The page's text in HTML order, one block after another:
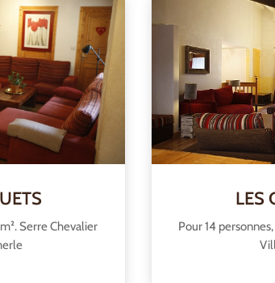
Serre Chevalier
LES
Pour 14